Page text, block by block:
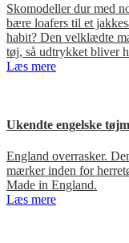
Skomodeller dur med
bære loafers til et
habit? Den velklædte
tøj, så udtrykket bliver
Læs mere
Ukendte engelske
England overrasker.
mærker inden for
Made in England.
Læs mere